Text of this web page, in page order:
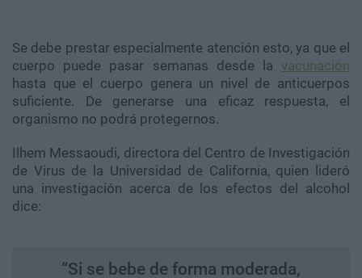
Se debe prestar especialmente atención esto, ya que el
cuerpo puede pasar semanas desde la vacunación
hasta que el cuerpo genera un nivel de anticuerpos
suficiente. De generarse una eficaz respuesta, el
organismo no podrá protegernos.
Ilhem Messaoudi, directora del Centro de Investigación
de Virus de la Universidad de California, quien lideró
una investigación acerca de los efectos del alcohol
dice:
“Si se bebe de forma moderada,